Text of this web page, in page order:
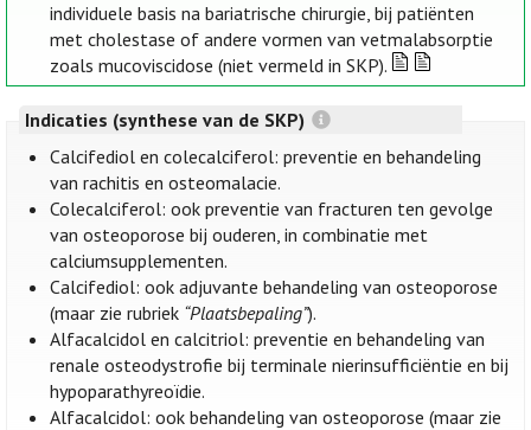
individuele basis na bariatrische chirurgie, bij patiënten
met cholestase of andere vormen van vetmalabsorptie
zoals mucoviscidose (niet vermeld in SKP).
Indicaties (synthese van de SKP)
Calcifediol en colecalciferol: preventie en behandeling
van rachitis en osteomalacie.
Colecalciferol: ook preventie van fracturen ten gevolge
van osteoporose bij ouderen, in combinatie met
calciumsupplementen.
Calcifediol: ook adjuvante behandeling van osteoporose
(maar zie rubriek “Plaatsbepaling”).
Alfacalcidol en calcitriol: preventie en behandeling van
renale osteodystrofie bij terminale nierinsufficiëntie en bij
hypoparathyreoïdie.
Alfacalcidol: ook behandeling van osteoporose (maar zie